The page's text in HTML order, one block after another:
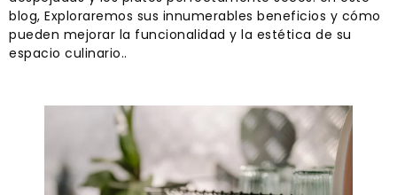
blog, Exploraremos sus innumerables beneficios y cómo
pueden mejorar la funcionalidad y la estética de su
espacio culinario..